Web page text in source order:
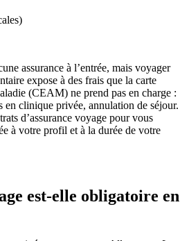
assurance à l’entrée, mais voyager
expose à des frais que la carte
(CEAM) ne prend pas en charge :
en clinique privée, annulation de séjour.
d’assurance voyage pour vous
à votre profil et à la durée de votre
est-elle obligatoire en